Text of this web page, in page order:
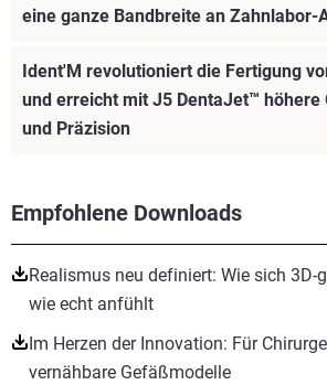
Empfohlene Downloads
Realismus neu definiert: Wie sich 3D-
wie echt anfühlt
Im Herzen der Innovation: Für
vernähbare Gefäßmodelle
eine ganze Bandbreite an Zahnlabor-
Ident'M revolutioniert die Fertigung
und erreicht mit J5 DentaJet™ höhere
und Präzision